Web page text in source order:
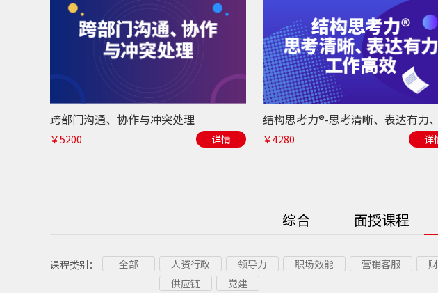
跨部门沟通、协作与冲突处理
￥5200 详情 ￥4280 详
综合 面授课程
课程类别： 全部 人资行政 领导力 职场效能 营销客服
供应链
党建